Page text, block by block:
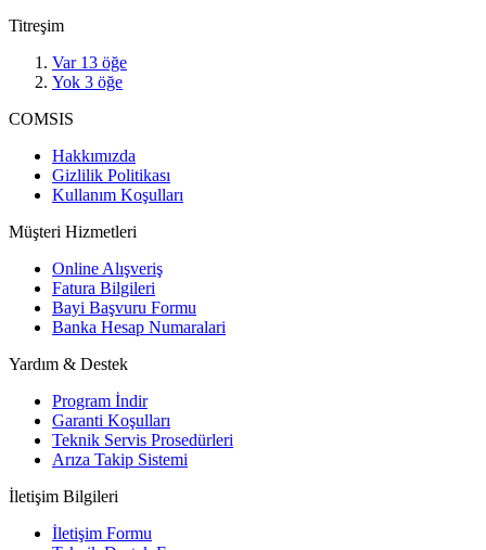
Titreşim
Var 13 öğe
Yok 3 öğe
COMSIS
Hakkımızda
Gizlilik Politikası
Kullanım Koşulları
Müşteri Hizmetleri
Online Alışveriş
Fatura Bilgileri
Bayi Başvuru Formu
Banka Hesap Numaralari
Yardım & Destek
Program İndir
Garanti Koşulları
Teknik Servis Prosedürleri
Arıza Takip Sistemi
İletişim Bilgileri
İletişim Formu